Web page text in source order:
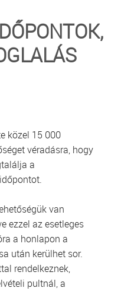
közel 15 000
véradásra, hogy
a
van
ezzel az esetleges
a honlapon a
után kerülhet sor.
rendelkeznek,
pultnál, a